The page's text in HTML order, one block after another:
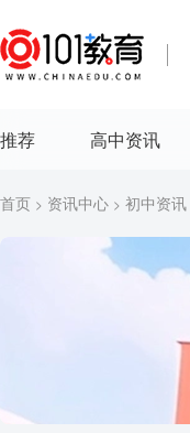
推荐 高中资讯
首页 > 资讯中心 > 初中资讯